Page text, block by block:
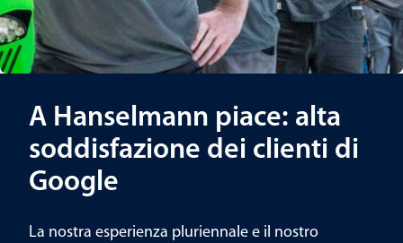
A Hanselmann piace: alta
soddisfazione dei clienti di
Google
La nostra esperienza pluriennale e il nostro